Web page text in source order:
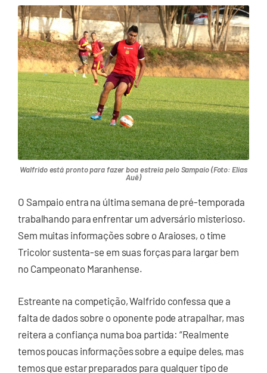
Walfrido está pronto para fazer boa estreia pelo Sampaio (Foto: Elias
Auê)
O Sampaio entra na última semana de pré-temporada
trabalhando para enfrentar um adversário misterioso.
Sem muitas informações sobre o Araioses, o time
Tricolor sustenta-se em suas forças para largar bem
no Campeonato Maranhense.
Estreante na competição, Walfrido confessa que a
falta de dados sobre o oponente pode atrapalhar, mas
reitera a confiança numa boa partida: “Realmente
temos poucas informações sobre a equipe deles, mas
temos que estar preparados para qualquer tipo de